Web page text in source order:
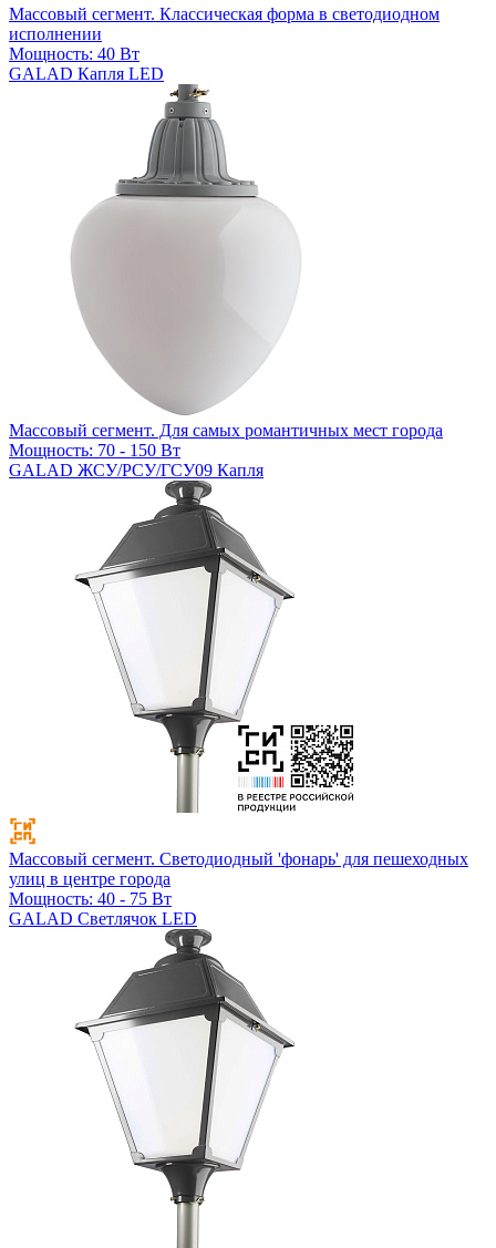
Массовый сегмент. Классическая форма в светодиодном
исполнении
Мощность: 40 Вт
GALAD Капля LED
Массовый сегмент. Для самых романтичных мест города
Мощность: 70 - 150 Вт
GALAD ЖСУ/РСУ/ГСУ09 Капля
Массовый сегмент. Светодиодный 'фонарь' для пешеходных
улиц в центре города
Мощность: 40 - 75 Вт
GALAD Светлячок LED